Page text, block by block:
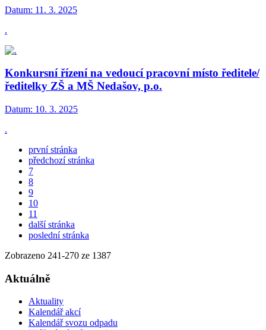
Datum: 11. 3. 2025
.
Konkursní řízení na vedoucí pracovní místo ředitele/
ředitelky ZŠ a MŠ Nedašov, p.o.
Datum: 10. 3. 2025
.
první stránka
předchozí stránka
7
8
9
10
11
další stránka
poslední stránka
Zobrazeno 241-270 ze 1387
Aktuálně
Aktuality
Kalendář akcí
Kalendář svozu odpadu